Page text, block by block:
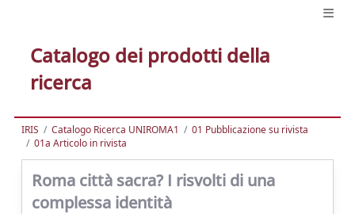
Catalogo dei prodotti della
ricerca
IRIS Catalogo Ricerca UNIROMA1
01 Pubblicazione su rivista
01a Articolo in rivista
Roma città sacra? I risvolti di una
complessa identità